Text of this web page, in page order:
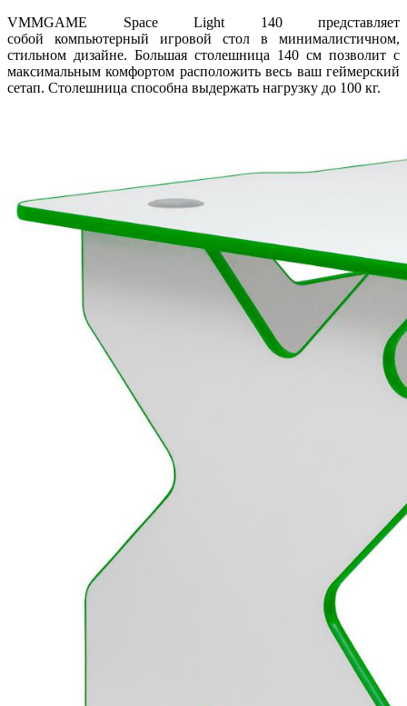
VMMGAME Space Light 140 представляет
собой компьютерный игровой стол в минималистичном,
стильном дизайне. Большая столешница 140 см позволит с
максимальным комфортом расположить весь ваш геймерский
сетап. Столешница способна выдержать нагрузку до 100 кг.